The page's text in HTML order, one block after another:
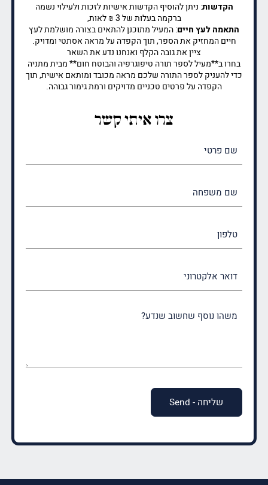
הקדשות: ניתן להוסיף הקדשות אישיות לזכות ולעילוי נשמה
ברקמה בעלות של 3 ₪ לאות,
התאמה לעץ חיים: המעיל מתוכנן להתאים בצורה מושלמת לעץ
חיים המחזיק את הספר, תוך הקפדה על מראה אסתטי ומדויק.
ציין את גובה הקלף ואנחנו נדע את השאר
בחרו ב**מעיל לספר תורה טיפוגרפיה והבוטח חום** מבית מתניה
כדי להעניק לספר התורה שלכם מראה מכובד ומותאם אישית, תוך
הקפדה על פרטים טכניים מדויקים ורמת גימור גבוהה.
צרו איתי קשר
(חובה)
(חובה)